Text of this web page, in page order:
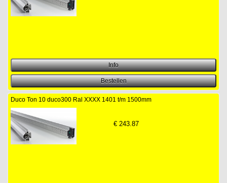
Duco Ton 10 duco300 Ral XXXX 1401 t/m 1500mm
€ 243.87